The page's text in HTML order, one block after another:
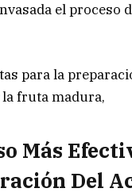
el proceso
para la
la fruta madura,
Más
Del